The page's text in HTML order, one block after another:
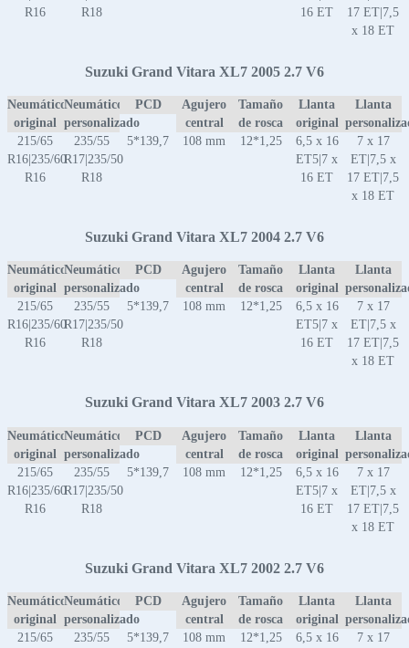
R16
R18
16 ET
17 ET|7,5
x 18 ET
Suzuki Grand Vitara XL7 2005 2.7 V6
Neumático
original
Neumático
personalizado
PCD
Agujero
central
Tamaño
de rosca
Llanta
original
Llanta
215/65
R16|235/60
R16
235/55
R17|235/50
R18
5*139,7 108 mm 12*1,25
6,5 x 16
ET5|7 x
16 ET
7 x 17
ET|7,5 x
17 ET|7,5
x 18 ET
Suzuki Grand Vitara XL7 2004 2.7 V6
Neumático
original
Neumático
personalizado
PCD
Agujero
central
Tamaño
de rosca
Llanta
original
Llanta
215/65
R16|235/60
R16
235/55
R17|235/50
R18
5*139,7 108 mm 12*1,25
6,5 x 16
ET5|7 x
16 ET
7 x 17
ET|7,5 x
17 ET|7,5
x 18 ET
Suzuki Grand Vitara XL7 2003 2.7 V6
Neumático
original
Neumático
personalizado
PCD
Agujero
central
Tamaño
de rosca
Llanta
original
Llanta
215/65
R16|235/60
R16
235/55
R17|235/50
R18
5*139,7 108 mm 12*1,25
6,5 x 16
ET5|7 x
16 ET
7 x 17
ET|7,5 x
17 ET|7,5
x 18 ET
Suzuki Grand Vitara XL7 2002 2.7 V6
Neumático
original
Neumático
personalizado
PCD
Agujero
central
Tamaño
de rosca
Llanta
original
Llanta
215/65
235/55
5*139,7 108 mm 12*1,25
6,5 x 16
7 x 17